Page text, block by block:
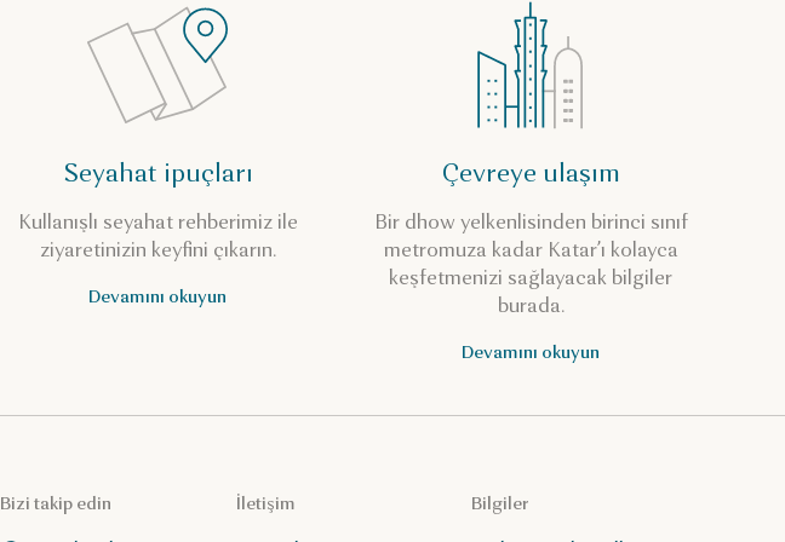
Seyahat ipuçları
Kullanışlı seyahat rehberimiz ile
ziyaretinizin keyfini çıkarın.
Devamını okuyun
Çevreye ulaşım
Bir dhow yelkenlisinden birinci sınıf
metromuza kadar Katar’ı kolayca
keşfetmenizi sağlayacak bilgiler
burada.
Devamını okuyun
Bizi takip edin İletişim Bilgiler